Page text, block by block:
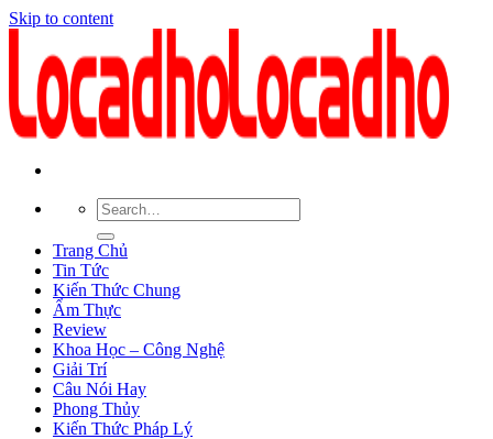
Skip to content
Trang Chủ
Tin Tức
Kiến Thức Chung
Ẩm Thực
Review
Khoa Học – Công Nghệ
Giải Trí
Câu Nói Hay
Phong Thủy
Kiến Thức Pháp Lý